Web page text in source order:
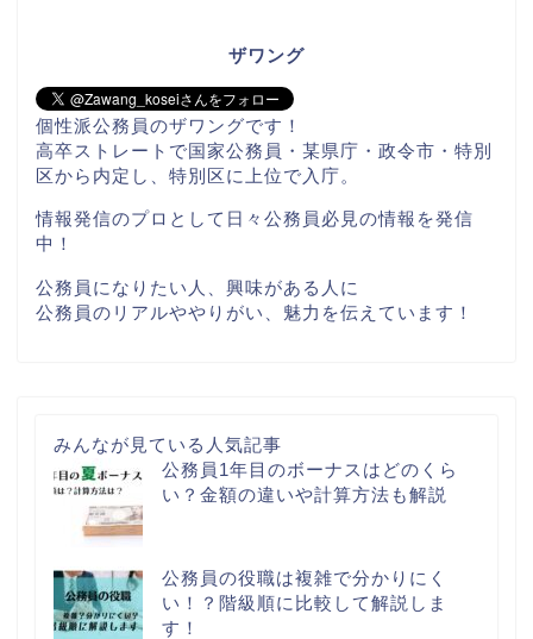
ザワング
個性派公務員のザワングです！
高卒ストレートで国家公務員・某県庁・政令市・特別
区から内定し、特別区に上位で入庁。
情報発信のプロとして日々公務員必見の情報を発信
中！
公務員になりたい人、興味がある人に
公務員のリアルややりがい、魅力を伝えています！
みんなが見ている人気記事
公務員1年目のボーナスはどのくら
い？金額の違いや計算方法も解説
公務員の役職は複雑で分かりにく
い！？階級順に比較して解説しま
す！